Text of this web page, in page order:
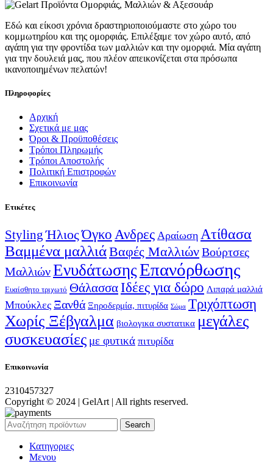
Εδώ και είκοσι χρόνια δραστηριοποιούμαστε στο χώρο του
κομμωτηρίου και της ομορφιάς. Επιλέξαμε τον χώρο αυτό, από
αγάπη για την φροντίδα των μαλλιών και την ομορφιά. Μία αγάπη
για την δουλειά μας, που πλέον απεικονίζεται στα πρόσωπα
ικανοποιημένων πελατών!
Πληροφορίες
Αρχική
Σχετικά με μας
Όροι & Προϋποθέσεις
Τρόποι Πληρωμής
Τρόποι Αποστολής
Πολιτική Επιστροφών
Επικοινωνία
Ετικέτες
Styling Ήλιος Όγκο Ανδρες Αραίωση Ατίθασα
Βαμμένα μαλλιάΒαφές ΜαλλιώνΒούρτσες
ΜαλλιώνΕνυδάτωσηςΕπανόρθωσης
Ευαίσθητο τριχωτό ΘάλασσαΙδέες για δώρο Λιπαρά μαλλιά
Μπούκλες Ξανθά Ξηροδερμία, πιτυρίδα Σώμα Τριχόπτωση
Χωρίς Ξέβγαλμα βιολογικα συστατικα μεγάλες
συσκευασίες με φυτικά πιτυρίδα
Επικοινωνία
2310457327
Copyright © 2024 | GelArt | All rights reserved.
Search
Κατηγοριες
Μενου